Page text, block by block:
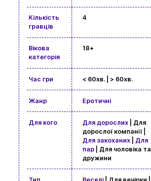
Кількість
гравців
4
Вікова
категорія
18+
Час гри < 60хв. | > 60хв.
Жанр Еротичні
Для кого Для дорослих| Для
дорослої компанії |
Для закоханих| Для
пар| Для чоловіка та
дружини